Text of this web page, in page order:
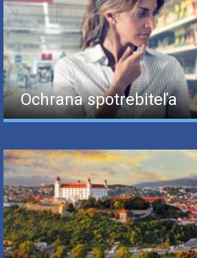
Ochrana spotrebiteľa